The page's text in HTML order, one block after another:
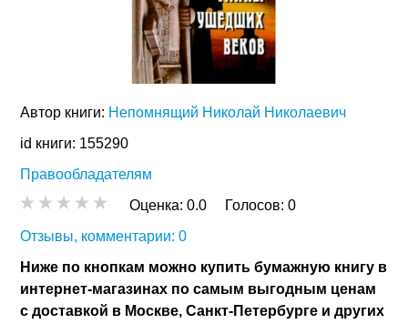
Автор книги: Непомнящий Николай Николаевич
id книги: 155290
Правообладателям
Оценка:0.0 Голосов:0
Отзывы, комментарии: 0
Ниже по кнопкам можно купить бумажную книгу в
интернет-магазинах по самым выгодным ценам
с доставкой в Москве, Санкт-Петербурге и других